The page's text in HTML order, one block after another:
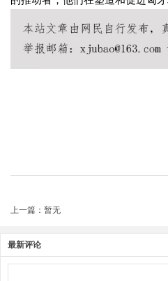
上一篇：暂无
最新评论